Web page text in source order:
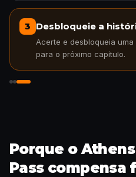
3 Desbloqueie a
Acerte e desbloqueia
para o próximo capítulo.
Porque o
Pass compensa